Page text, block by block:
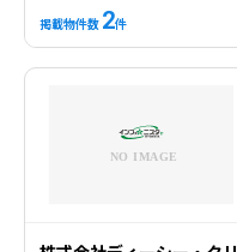
掲載物件数 2件